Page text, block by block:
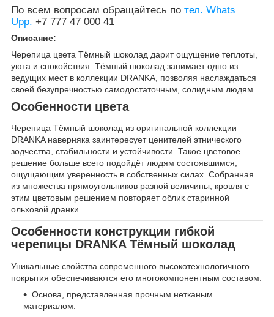
По всем вопросам обращайтесь по тел. Whats
Upp. +7 777 47 000 41
Описание:
Черепица цвета Тёмный шоколад дарит ощущение теплоты,
уюта и спокойствия. Тёмный шоколад занимает одно из
ведущих мест в коллекции DRANKA, позволяя наслаждаться
своей безупречностью самодостаточным, солидным людям.
Особенности цвета
Черепица Тёмный шоколад из оригинальной коллекции
DRANKA наверняка заинтересует ценителей этнического
зодчества, стабильности и устойчивости. Такое цветовое
решение больше всего подойдёт людям состоявшимся,
ощущающим уверенность в собственных силах. Собранная
из множества прямоугольников разной величины, кровля с
этим цветовым решением повторяет облик старинной
ольховой дранки.
Особенности конструкции гибкой
черепицы DRANKA Тёмный шоколад
Уникальные свойства современного высокотехнологичного
покрытия обеспечиваются его многокомпонентным составом:
Основа, представленная прочным нетканым
материалом.